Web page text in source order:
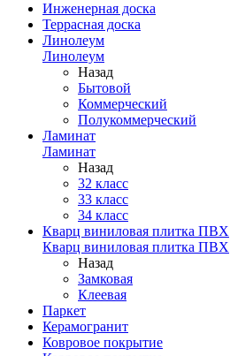
Инженерная доска
Террасная доска
Линолеум
Линолеум
Назад
Бытовой
Коммерческий
Полукоммерческий
Ламинат
Ламинат
Назад
32 класс
33 класс
34 класс
Кварц виниловая плитка ПВХ
Кварц виниловая плитка ПВХ
Назад
Замковая
Клеевая
Паркет
Керамогранит
Ковровое покрытие